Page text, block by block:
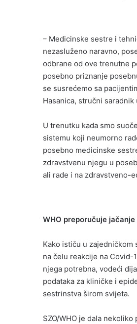
– Medicinske sestre i
nezasluženo naravno,
odbrane od ove trenutne
posebno priznanje
se susrećemo sa
Hasanica, stručni
U trenutku kada smo
sistemu koji neumorno
posebno medicinske
zdravstvenu njegu u
ali rade i na zdravstveno-
WHO preporučuje
Kako ističu u zajedničkom
na čelu reakcije na Covid-
njega potrebna, vodeći
podataka za kliničke i
sestrinstva širom svijeta.
SZO/WHO je dala